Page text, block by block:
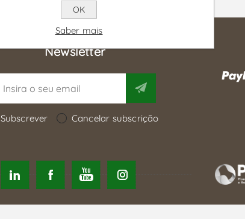
Newsletter
Subscrever Cancelar subscrição
OK
Saber mais